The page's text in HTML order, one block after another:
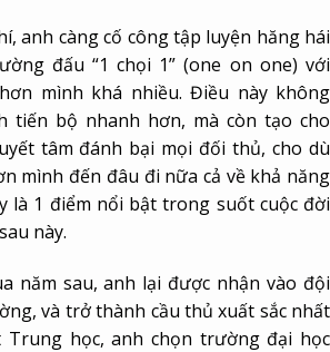
anh càng cố công tập luyện hăng hái
đấu “1 chọi 1” (one on one) với
mình khá nhiều. Điều này không
tiến bộ nhanh hơn, mà còn tạo cho
tâm đánh bại mọi đối thủ, cho dù
mình đến đâu đi nữa cả về khả năng
là 1 điểm nổi bật trong suốt cuộc đời
này.
năm sau, anh lại được nhận vào đội
và trở thành cầu thủ xuất sắc nhất
Trung học, anh chọn trường đại học